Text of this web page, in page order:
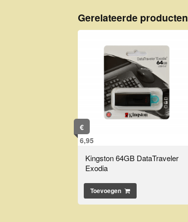
Gerelateerde producten
€
6,95
Kingston 64GB DataTraveler
Exodia
Toevoegen